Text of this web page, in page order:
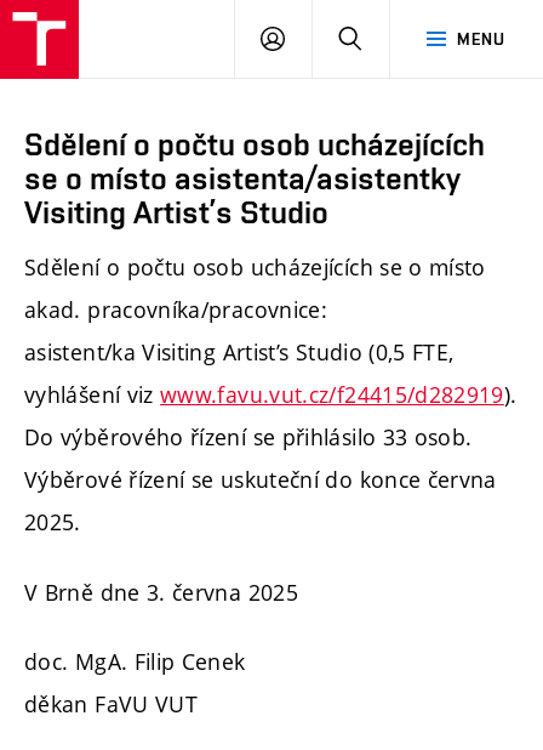
MENU
PŘIHLÁSIT
Sdělení o počtu osob ucházejících
se o místo asistenta/asistentky
Visiting Artist’s Studio
Sdělení o počtu osob ucházejících se o místo
akad. pracovníka/pracovnice:
asistent/ka Visiting Artist’s Studio (0,5 FTE,
vyhlášení vizwww.favu.vut.cz/f24415/d282919).
Do výběrového řízení se přihlásilo 33 osob.
Výběrové řízení se uskuteční do konce června
2025.
V Brně dne 3. června 2025
doc. MgA. Filip Cenek
děkan FaVU VUT